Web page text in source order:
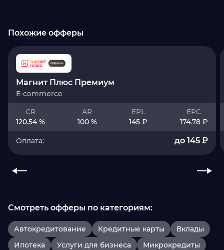
Похожие офферы
Магнит Плюс Премиум
E-commerce
CR
120.54 %
AR
100 %
EPL
145 ₽
EPC
174.78 ₽
Оплата: до 145 ₽
Смотреть офферы по категориям:
Автокредитование Кредитные карты
Вклады
Ипотека
Услуги для бизнеса Микрокредиты